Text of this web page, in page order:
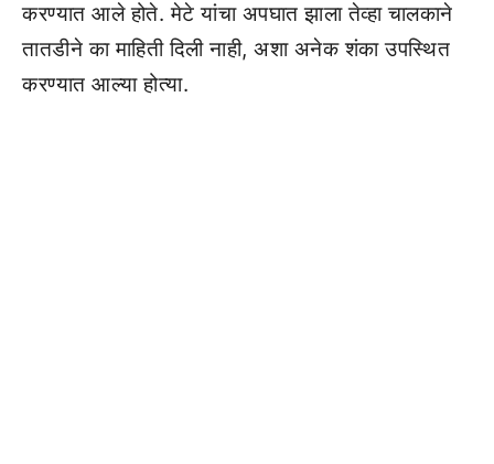
करण्यात आले होते. मेटे यांचा अपघात झाला तेव्हा चालकाने
तातडीने का माहिती दिली नाही, अशा अनेक शंका उपस्थित
करण्यात आल्या होत्या.